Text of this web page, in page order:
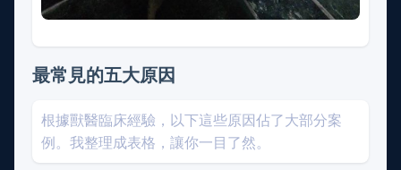
最常見的五大原因
根據獸醫臨床經驗，以下這些原因佔了大部分案
例。我整理成表格，讓你一目了然。